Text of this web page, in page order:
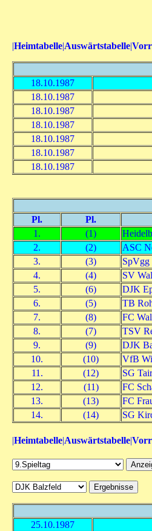
|Heimtabelle|Auswärtstabelle|
18.10.1987
18.10.1987
18.10.1987
18.10.1987
18.10.1987
18.10.1987
18.10.1987
Pl.
Pl.
1.
(1)
2.
(2) ASC
3.
(3) SpVgg
4.
(4) SV
5.
(6) DJK
6.
(5) TB
7.
(8) FC
8.
(7) TSV
9.
(9) DJK
10.
(10) VfB
11.
(12) SG
12.
(11) FC
13.
(13) FC
14.
(14) SG
|Heimtabelle|Auswärtstabelle|
25.10.1987